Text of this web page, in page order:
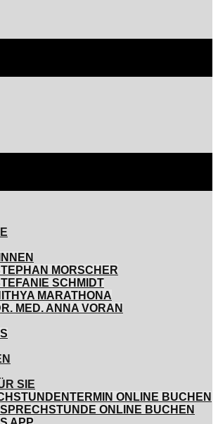
MORSCHER
SCHMIDT
MARATHONA
MED. ANNA VORAN
SIE
ONLINE BUCHEN
ONLINE BUCHEN